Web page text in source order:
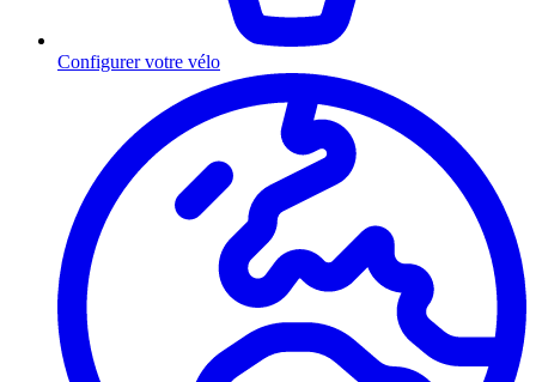
Configurer votre vélo